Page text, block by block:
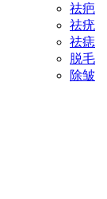
祛疤
祛疣
祛痣
脱毛
除皱